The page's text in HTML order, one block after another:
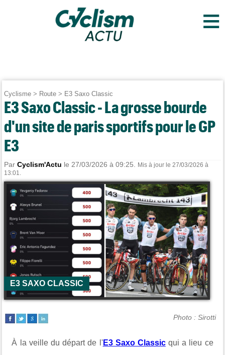
≡
Cyclisme > Route > E3 Saxo Classic
E3 Saxo Classic - La grosse bourde
d'un site de paris sportifs pour le GP
E3
ParCyclism'Actu le 27/03/2026 à 09:25.
Mis à jour le 27/03/2026 à
13:01.
E3 SAXO CLASSIC
Photo : Sirotti
À la veille du départ de l'E3 Saxo Classicqui a lieu ce